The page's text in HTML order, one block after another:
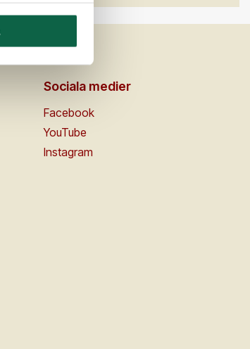
Sociala medier
Facebook
YouTube
Instagram